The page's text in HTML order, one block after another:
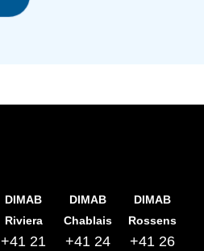
DIMAB
Riviera
+41 21
DIMAB
Chablais
+41 24
DIMAB
Rossens
+41 26